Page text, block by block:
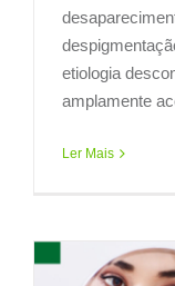
etiologia
amplamente
Ler Mais